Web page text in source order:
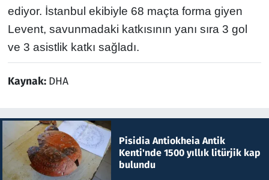
ediyor. İstanbul ekibiyle 68 maçta forma giyen
Levent, savunmadaki katkısının yanı sıra 3 gol
ve 3 asistlik katkı sağladı.
Kaynak: DHA
Pisidia Antiokheia Antik
Kenti'nde 1500 yıllık litürjik kap
bulundu